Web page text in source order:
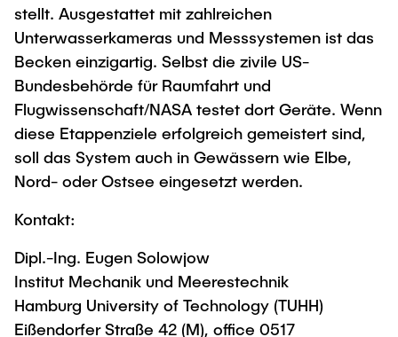
stellt. Ausgestattet mit zahlreichen
Unterwasserkameras und Messsystemen ist das
Becken einzigartig. Selbst die zivile US-
Bundesbehörde für Raumfahrt und
Flugwissenschaft/NASA testet dort Geräte. Wenn
diese Etappenziele erfolgreich gemeistert sind,
soll das System auch in Gewässern wie Elbe,
Nord- oder Ostsee eingesetzt werden.
Kontakt:
Dipl.-Ing. Eugen Solowjow
Institut Mechanik und Meerestechnik
Hamburg University of Technology (TUHH)
Eißendorfer Straße 42 (M), office 0517